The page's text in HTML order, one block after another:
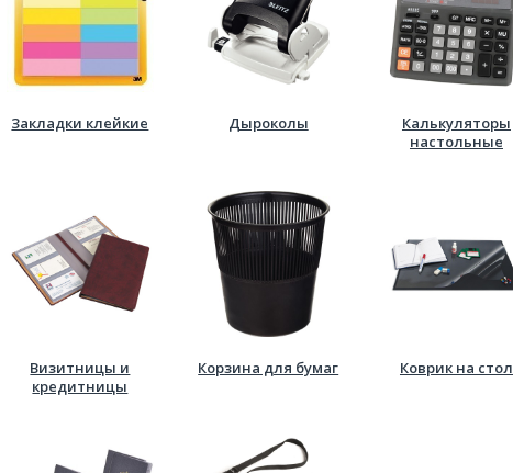
Закладки клейкие Дыроколы
Калькуляторы
настольные
Визитницы и
кредитницы
Корзина для бумаг Коврик на стол